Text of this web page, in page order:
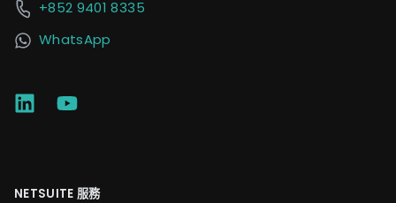
+852 9401 8335
WhatsApp
NETSUITE 服務